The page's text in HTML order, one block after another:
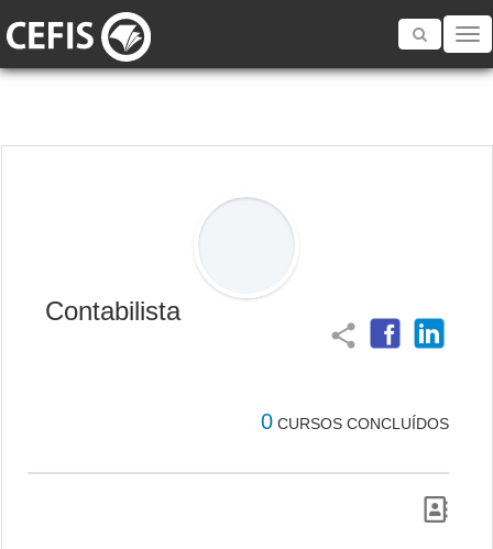
Toggle
Contabilista
share
0 CURSOS CONCLUÍDOS